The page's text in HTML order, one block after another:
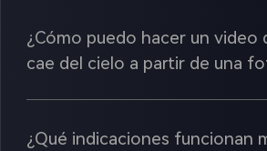
¿Cómo puedo hacer un video
cae del cielo a partir de una
¿Qué indicaciones funcionan